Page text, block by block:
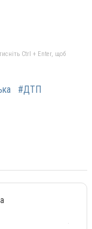
Ctrl + Enter, щоб
#ДТП